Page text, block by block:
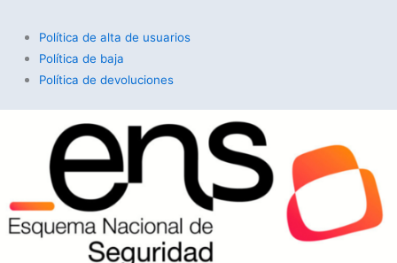
Política de alta de usuarios
Política de baja
Política de devoluciones